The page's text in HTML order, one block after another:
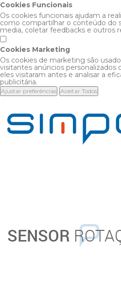
Cookies Funcionais
Os cookies funcionais ajudam a
como compartilhar o conteúdo do
media, coletar feedbacks e outros
Cookies Marketing
Os cookies de marketing são
visitantes anúncios personalizados
eles visitaram antes e analisar a
publicitária.
Ajustar preferências Aceitar Todos
SENSOR